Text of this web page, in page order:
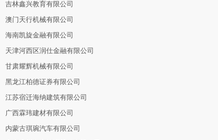
吉林鑫兴教育有限公司
澳门天行机械有限公司
海南凯旋金融有限公司
天津河西区润仕金融有限公司
甘肃耀辉机械有限公司
黑龙江柏德证券有限公司
江苏宿迁海纳建筑有限公司
广西霖玮建材有限公司
内蒙古琪琬汽车有限公司